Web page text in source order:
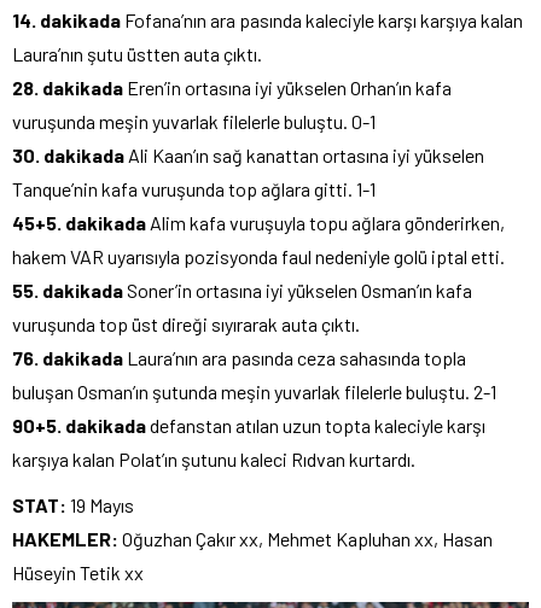
14. dakikada Fofana’nın ara pasında kaleciyle karşı karşıya kalan
Laura’nın şutu üstten auta çıktı.
28. dakikada Eren’in ortasına iyi yükselen Orhan’ın kafa
vuruşunda meşin yuvarlak filelerle buluştu. 0-1
30. dakikada Ali Kaan’ın sağ kanattan ortasına iyi yükselen
Tanque’nin kafa vuruşunda top ağlara gitti. 1-1
45+5. dakikada Alim kafa vuruşuyla topu ağlara gönderirken,
hakem VAR uyarısıyla pozisyonda faul nedeniyle golü iptal etti.
55. dakikadaSoner’in ortasına iyi yükselen Osman’ın kafa
vuruşunda top üst direği sıyırarak auta çıktı.
76. dakikada Laura’nın ara pasında ceza sahasında topla
buluşan Osman’ın şutunda meşin yuvarlak filelerle buluştu. 2-1
90+5. dakikadadefanstan atılan uzun topta kaleciyle karşı
karşıya kalan Polat’ın şutunu kaleci Rıdvan kurtardı.
STAT: 19 Mayıs
HAKEMLER: Oğuzhan Çakır xx, Mehmet Kapluhan xx, Hasan
Hüseyin Tetik xx